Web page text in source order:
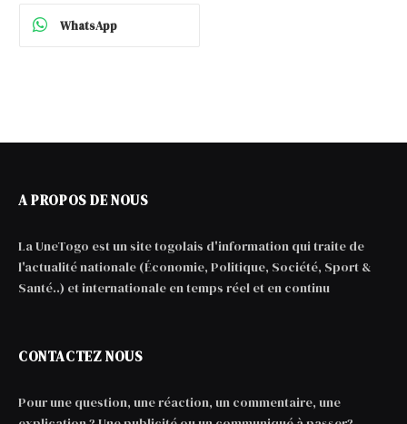
WhatsApp
A PROPOS DE NOUS
La UneTogo est un site togolais d'information qui traite de
l'actualité nationale (Économie, Politique, Société, Sport &
Santé..) et internationale en temps réel et en continu
CONTACTEZ NOUS
Pour une question, une réaction, un commentaire, une